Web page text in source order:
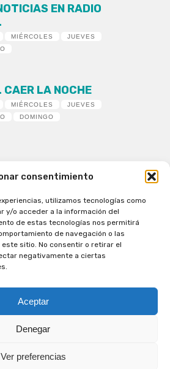
consentimiento
utilizamos tecnologías como
y/o acceder a la información del
de estas tecnologías nos permitirá
de navegación o las
sitio. No consentir o retirar el
negativamente a ciertas
Aceptar
Denegar
Ver preferencias
EN RADIO
MIÉRCOLES
JUEVES
LA NOCHE
MIÉRCOLES
JUEVES
DOMINGO
2026 - Todos los derechos